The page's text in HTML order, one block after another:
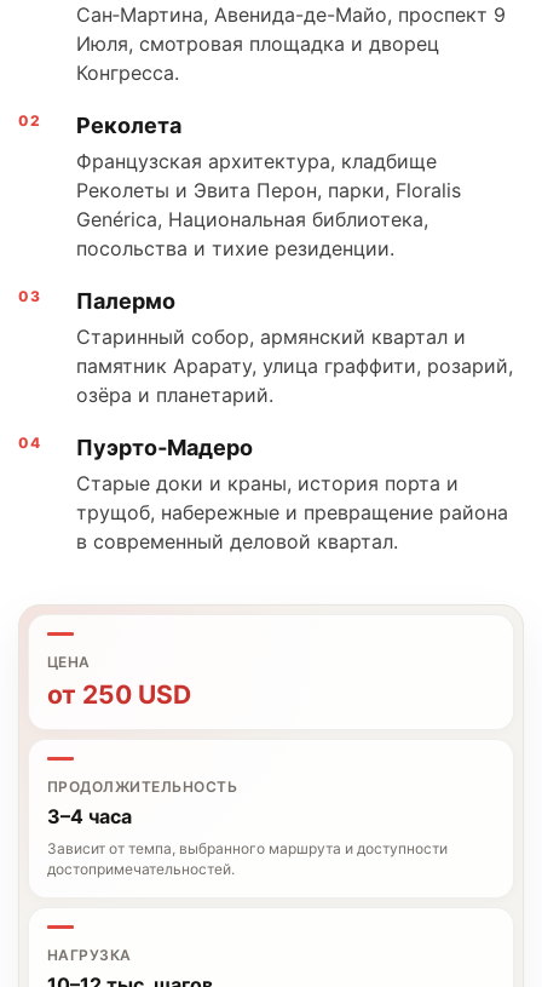
Сан‑Мартина, Авенида-де-Майо, проспект 9
Июля, смотровая площадка и дворец
Конгресса.
Реколета
Французская архитектура, кладбище
Реколеты и Эвита Перон, парки, Floralis
Genérica, Национальная библиотека,
посольства и тихие резиденции.
Палермо
Старинный собор, армянский квартал и
памятник Арарату, улица граффити, розарий,
озёра и планетарий.
Пуэрто‑Мадеро
Старые доки и краны, история порта и
трущоб, набережные и превращение района
в современный деловой квартал.
ЦЕНА
от 250 USD
ПРОДОЛЖИТЕЛЬНОСТЬ
3–4 часа
Зависит от темпа, выбранного маршрута и доступности
достопримечательностей.
НАГРУЗКА